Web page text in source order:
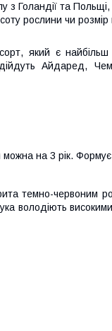
з Голандії та
рослини чи
який є
Айдаред,
на 3 рік.
темно-червоним
володіють